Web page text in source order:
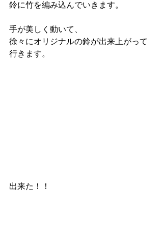
鈴に竹を編み込んでいきます。
手が美しく動いて、
徐々にオリジナルの鈴が出来上がって
行きます。
出来た！！